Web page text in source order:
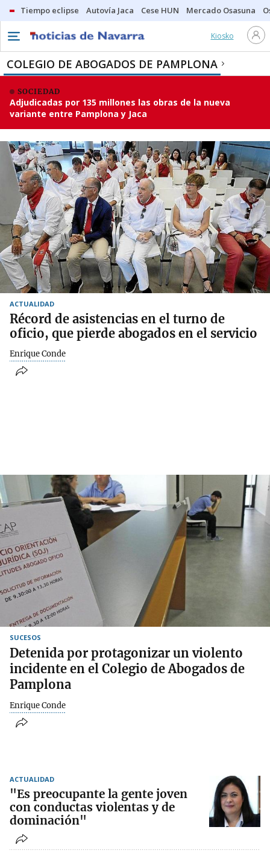
Tiempo eclipse Autovía Jaca Cese HUN Mercado Osasuna
Kiosko
COLEGIO DE ABOGADOS DE PAMPLONA
SOCIEDAD
Adjudicadas por 135 millones las obras de la nueva
variante entre Pamplona y Jaca
ACTUALIDAD
Récord de asistencias en el turno de
oficio, que pierde abogados en el servicio
Enrique Conde
SUCESOS
Detenida por protagonizar un violento
incidente en el Colegio de Abogados de
Pamplona
Enrique Conde
ACTUALIDAD
"Es preocupante la gente joven
con conductas violentas y de
dominación"